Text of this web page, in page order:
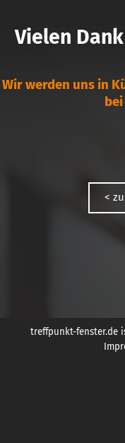
Vielen
Wir werden uns in
<
treffpunkt-fenster.de